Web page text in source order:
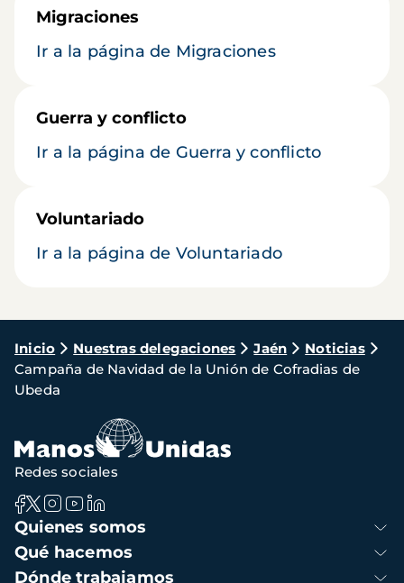
Migraciones
Ir a la página de Migraciones
Guerra y conflicto
Ir a la página de Guerra y conflicto
Voluntariado
Ir a la página de Voluntariado
Ruta
de
navegación
Inicio Nuestras delegaciones Jaén
Noticias
Campaña de Navidad de la Unión de Cofradias de
Ubeda
Navegación
principal
Quienes somos
Qué hacemos
Dónde trabajamos
Redes sociales